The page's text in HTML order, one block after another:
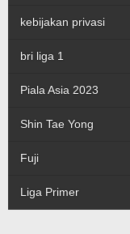
kebijakan privasi
bri liga 1
Piala Asia 2023
Shin Tae Yong
Fuji
Liga Primer